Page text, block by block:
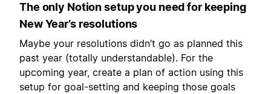
The only Notion setup you need for keeping
New Year’s resolutions
Maybe your resolutions didn’t go as planned this
past year (totally understandable). For the
upcoming year, create a plan of action using this
setup for goal-setting and keeping those goals